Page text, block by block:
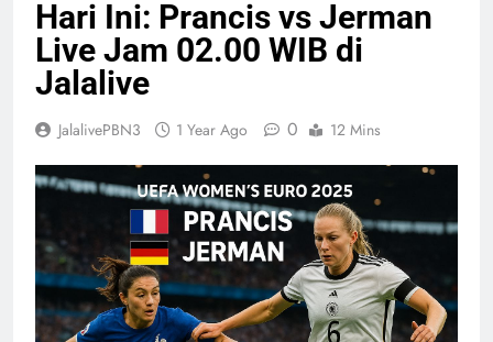
Hari Ini: Prancis vs Jerman
Live Jam 02.00 WIB di
Jalalive
JalalivePBN3 1 Year Ago 0 12 Mins